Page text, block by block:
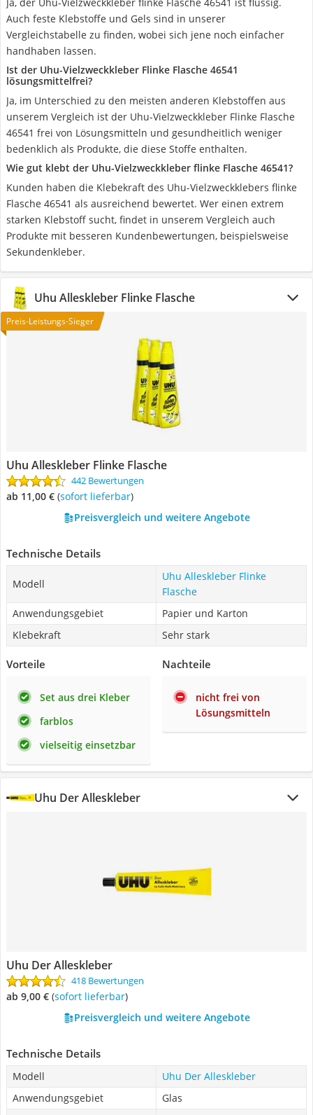
Auch feste Klebstoffe und Gels sind in unserer
Vergleichstabelle zu finden, wobei sich jene noch einfacher
handhaben lassen.
Ist der Uhu-Vielzweckkleber Flinke Flasche 46541
lösungsmittelfrei?
Ja, im Unterschied zu den meisten anderen Klebstoffen aus
unserem Vergleich ist der Uhu-Vielzweckkleber Flinke Flasche
46541 frei von Lösungsmitteln und gesundheitlich weniger
bedenklich als Produkte, die diese Stoffe enthalten.
Wie gut klebt der Uhu-Vielzweckkleber flinke Flasche 46541?
Kunden haben die Klebekraft des Uhu-Vielzweckklebers flinke
Flasche 46541 als ausreichend bewertet. Wer einen extrem
starken Klebstoff sucht, findet in unserem Vergleich auch
Produkte mit besseren Kundenbewertungen, beispielsweise
Sekundenkleber.
Uhu Alleskleber Flinke Flasche
Preis-Leistungs-Sieger
Uhu Alleskleber Flinke Flasche
442 Bewertungen
ab 11,00 € ( Sofort lieferbar)
Preisvergleich und weitere Angebote
Technische Details
Modell
Uhu Alleskleber Flinke
Flasche
Anwendungsgebiet
Papier und Karton
Klebekraft
Sehr stark
Vorteile
Set aus drei Kleber
farblos
vielseitig einsetzbar
Nachteile
nicht frei von
Lösungsmitteln
Uhu Der Alleskleber
Uhu Der Alleskleber
418 Bewertungen
ab 9,00 € ( Sofort lieferbar)
Preisvergleich und weitere Angebote
Technische Details
Modell
Uhu Der Alleskleber
Anwendungsgebiet
Glas